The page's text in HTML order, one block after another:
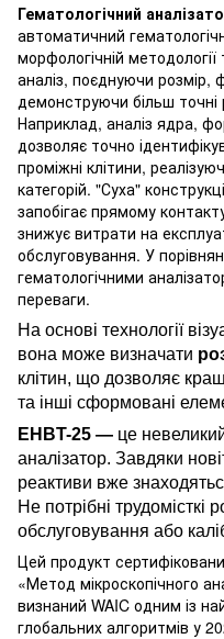
Гематологічний
автоматичний
морфологічній
аналіз, поєднуючи розмір,
демонструючи більш
Наприклад, аналіз ядра,
дозволяє точно
проміжні клітини,
категорій. "Суха"
запобігає прямому
знижує витрати на
обслуговування. У
гематологічними
переваги.
На основі технології
вона може визначати
клітин, що дозволяє
та інші сформовані
EHBT-25 — це
аналізатор. Завдяки
реактиви вже
Не потрібні трудомісткі
обслуговування або
Цей продукт
«Метод мікроскопічного
визнаний WAIC одним із
глобальних алгоритмів у